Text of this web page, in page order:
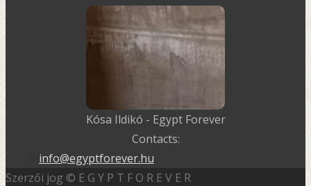
Kósa Ildikó - Egypt Forever
Contacts:
info@egyptforever.hu
Szerzői jog © E G Y P T F O R E V E R